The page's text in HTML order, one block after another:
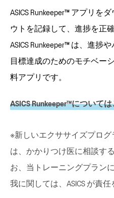
ASICS Runkeeper™ アプリを
ウトを記録して、進捗を正
ASICS Runkeeper™ は、進捗
目標達成のためのモチベー
料アプリです。
ASICS Runkeeper™について
※新しいエクササイズプログ
は、かかりつけ医に相談す
お、当トレーニングプラン
我に関しては、ASICS が責